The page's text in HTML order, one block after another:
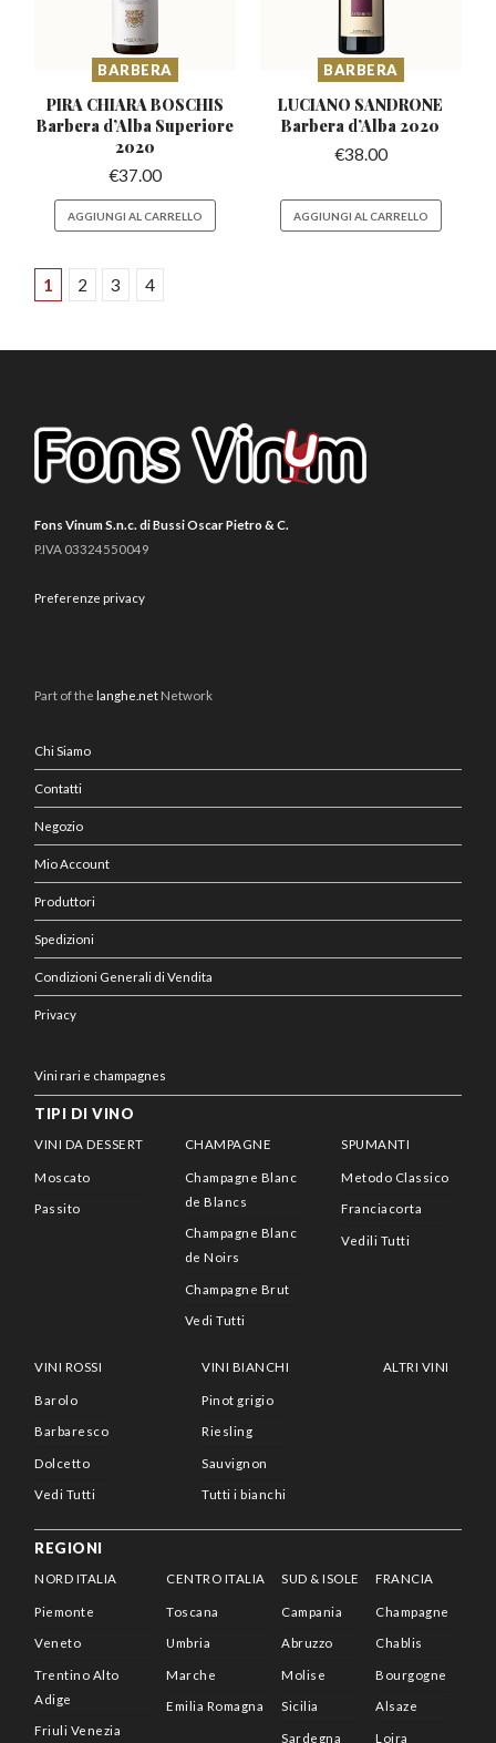
BARBERA
PIRA CHIARA BOSCHIS
Barbera d’Alba Superiore
2020
€37.00
AGGIUNGI AL CARRELLO
BARBERA
LUCIANO SANDRONE
Barbera d’Alba 2020
€38.00
AGGIUNGI AL CARRELLO
1 2 3 4
Fons Vinum S.n.c. di Bussi Oscar Pietro & C.
P.IVA 03324550049
Preferenze privacy
Part of thelanghe.net Network
Chi Siamo
Contatti
Negozio
Mio Account
Produttori
Spedizioni
Condizioni Generali di Vendita
Privacy
Vini rari e champagnes
TIPI DI VINO
VINI DA DESSERT
Moscato
Passito
CHAMPAGNE
Champagne Blanc
de Blancs
Champagne Blanc
de Noirs
Champagne Brut
Vedi Tutti
SPUMANTI
Metodo Classico
Franciacorta
Vedili Tutti
VINI ROSSI
Barolo
Barbaresco
Dolcetto
Vedi Tutti
VINI BIANCHI
Pinot grigio
Riesling
Sauvignon
Tutti i bianchi
ALTRI VINI
REGIONI
NORD ITALIA
Piemonte
Veneto
Trentino Alto
Adige
Friuli Venezia
CENTRO ITALIA
Toscana
Umbria
Marche
Emilia Romagna
SUD & ISOLE
Campania
Abruzzo
Molise
Sicilia
Sardegna
FRANCIA
Champagne
Chablis
Bourgogne
Alsaze
Loira